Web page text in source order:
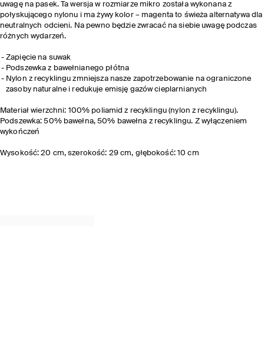
uwagę na pasek. Ta wersja w rozmiarze mikro została wykonana z
połyskującego nylonu i ma żywy kolor – magenta to świeża alternatywa dla
neutralnych odcieni. Na pewno będzie zwracać na siebie uwagę podczas
różnych wydarzeń.
Zapięcie na suwak
Podszewka z bawełnianego płótna
Nylon z recyklingu zmniejsza nasze zapotrzebowanie na ograniczone
zasoby naturalne i redukuje emisję gazów cieplarnianych
Materiał wierzchni: 100% poliamid z recyklingu (nylon z recyklingu).
Podszewka: 50% bawełna, 50% bawełna z recyklingu. Z wyłączeniem
wykończeń
Wysokość: 20 cm, szerokość: 29 cm, głębokość: 10 cm